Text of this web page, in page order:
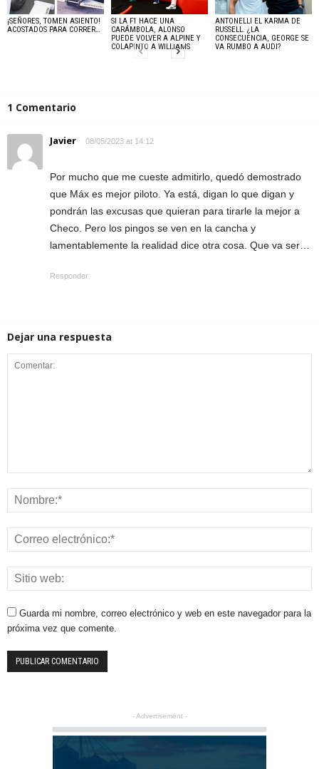
¡SEÑORES, TOMEN ASIENTO!
ACOSTADOS PARA CORRER…
SI LA F1 HACE UNA
CARÁMBOLA, ALONSO
PUEDE VOLVER A ALPINE Y
COLAPINTO A WILLIAMS
ANTONELLI EL KARMA DE
RUSSELL. ¿LA
CONSECUENCIA, GEORGE SE
VA RUMBO A AUDI?
1 Comentario
Javier 08/05/2023 at 14:12
Por mucho que me cueste admitirlo, quedó demostrado
que Máx es mejor piloto. Ya está, digan lo que digan y
pondrán las excusas que quieran para tirarle la mejor a
Checo. Pero los pingos se ven en la cancha y
lamentablemente la realidad dice otra cosa. Que va ser…
Responder
Dejar una respuesta
Guarda mi nombre, correo electrónico y web en este navegador para la
próxima vez que comente.
- Advertisement -